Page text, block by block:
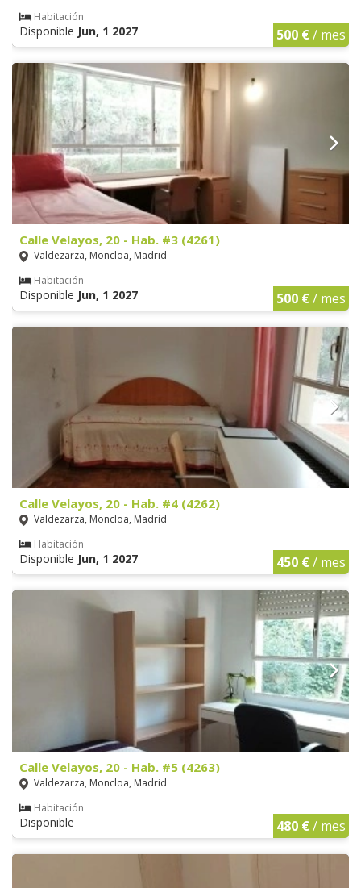
Habitación
Disponible Jun, 1 2027 500 €/ mes
Calle Velayos, 20 - Hab. #3 (4261)
Valdezarza, Moncloa, Madrid
Habitación
Disponible Jun, 1 2027 500 €/ mes
Calle Velayos, 20 - Hab. #4 (4262)
Valdezarza, Moncloa, Madrid
Habitación
Disponible Jun, 1 2027 450 €/ mes
Calle Velayos, 20 - Hab. #5 (4263)
Valdezarza, Moncloa, Madrid
Habitación
Disponible 480 €/ mes